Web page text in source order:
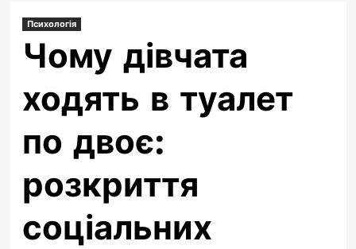
Психологія
Чому дівчата
ходять в туалет
по двоє:
розкриття
соціальних